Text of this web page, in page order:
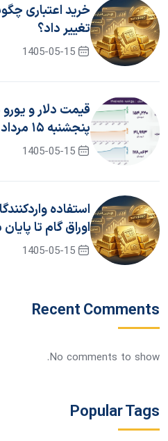
خرید اعتباری
تغییر داد؟
1405-05-15
قیمت دلار و یورو
پنجشنبه ۱۵ مرداد ۱۴۰۵
1405-05-15
استفاده
اوراق گام تا پایان سال ۱۴۰۵
1405-05-15
Recent Comments
No comments to show.
Popular Tags